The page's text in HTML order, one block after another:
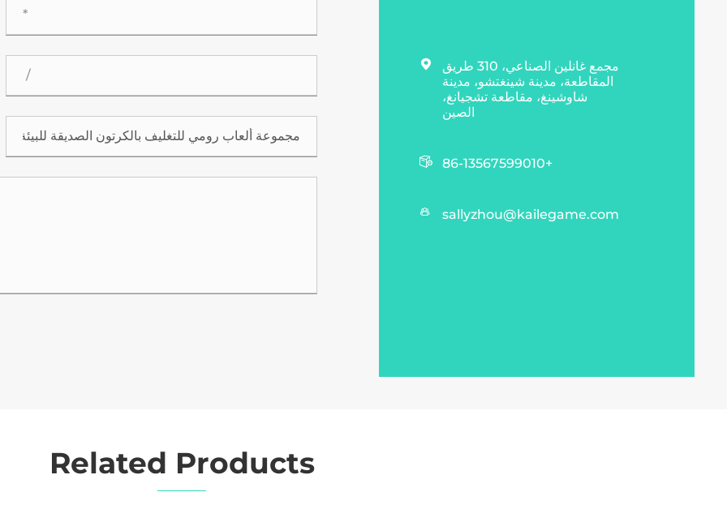

مجمع غانلين الصناعي، 310 طريق
المقاطعة، مدينة شينغتشو، مدينة
شاوشينغ، مقاطعة تشجيانغ،
الصين
 +86-13567599010
 sallyzhou@kailegame.com
Related Products